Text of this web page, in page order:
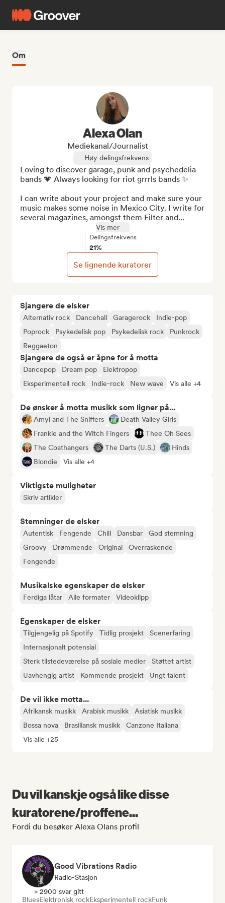
Om
Sjangere de elsker
Alternativ rock Dancehall Garagerock
Indie-pop
Poprock
Psykedelisk pop Psykedelisk rock
Punkrock
Reggaeton
Sjangere de også er åpne for å motta
Dancepop Dream pop
Elektropop
Eksperimentell rock
Indie-rock New wave Vis alle +4
De ønsker å motta musikk som ligner på...
Amyl and The Sniffers
Death Valley Girls
Frankie and the Witch Fingers
Thee Oh Sees
The Coathangers
The Darts (U.S.)
Hinds
Blondie
Vis alle +4
Viktigste muligheter
Skriv artikler
Stemninger de elsker
Autentisk Fengende Chill Dansbar
God stemning
Groovy
Drømmende Original
Overraskende
Fengende
Musikalske egenskaper de elsker
Ferdiga låtar Alle formater Videoklipp
Egenskaper de elsker
Tilgjengelig på Spotify Tidlig prosjekt
Scenerfaring
Internasjonalt potensial
Sterk tilstedeværelse på sosiale medier
Støttet artist
Uavhengig artist
Kommende prosjekt Ungt talent
De vil ikke motta...
Afrikansk musikk Arabisk musikk
Asiatisk musikk
Bossa nova
Brasiliansk musikk
Canzone Italiana
Vis alle +25
Alexa Olan
Mediekanal/journalist
Høy delingsfrekvens
Loving to discover garage, punk and psychedelia
bands 💗 Always looking for riot grrrls bands ✨
I can write about your project and make sure your
music makes some noise in Mexico City. I write for
several magazines, amongst them Filter and...
Vis mer
Delingsfrekvens
21%
Se lignende kuratorer
Du vil kanskje også like disse
kuratorene/proffene...
Fordi du besøker Alexa Olans profil
Good Vibrations Radio
Radio-Stasjon
> 2900 svar gitt
BluesElektronisk rockEksperimentell rockFunk